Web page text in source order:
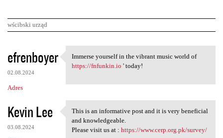
wścibski urząd
K
o
m
e
n
t
efrenboyer
02.08.2024
Adres
Immerse yourself in the
Immerse yourself in the vibrant music world of
https://fnfunkin.io ' today!
Kevin Lee
03.08.2024
This is an informative post
This is an informative post and it is very beneficial
and knowledgeable.
Please visit us at : https://www.cerp.org.pk/survey/